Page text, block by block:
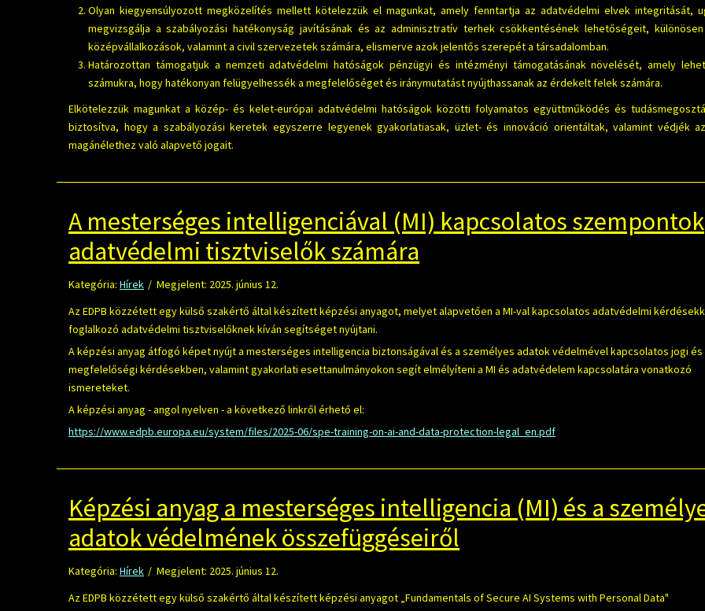
Olyan kiegyensúlyozott megközelítés mellett kötelezzük el magunkat, amely fenntartja az adatvédelmi elvek integritását,
megvizsgálja a szabályozási hatékonyság javításának és az adminisztratív terhek csökkentésének lehetőségeit,
középvállalkozások, valamint a civil szervezetek számára, elismerve azok jelentős szerepét a társadalomban.
Határozottan támogatjuk a nemzeti adatvédelmi hatóságok pénzügyi és intézményi támogatásának növelését, amely
számukra, hogy hatékonyan felügyelhessék a megfelelőséget és iránymutatást nyújthassanak az érdekelt felek számára.
Elkötelezzük magunkat a közép- és kelet-európai adatvédelmi hatóságok közötti folyamatos együttműködés és
biztosítva, hogy a szabályozási keretek egyszerre legyenek gyakorlatiasak, üzlet- és innováció orientáltak, valamint védjék
magánélethez való alapvető jogait.
A mesterséges intelligenciával (MI) kapcsolatos szempontok
adatvédelmi tisztviselők számára
Kategória: Hírek
Megjelent: 2025. június 12.
Az EDPB közzétett egy külső szakértő által készített képzési anyagot, melyet alapvetően a MI-val kapcsolatos adatvédelmi
foglalkozó adatvédelmi tisztviselőknek kíván segítséget nyújtani.
A képzési anyag átfogó képet nyújt a mesterséges intelligencia biztonságával és a személyes adatok védelmével kapcsolatos jogi és
megfelelőségi kérdésekben, valamint gyakorlati esettanulmányokon segít elmélyíteni a MI és adatvédelem kapcsolatára vonatkozó
ismereteket.
A képzési anyag - angol nyelven - a következő linkről érhető el:
https://www.edpb.europa.eu/system/files/2025-06/spe-training-on-ai-and-data-protection-legal_en.pdf
Képzési anyag a mesterséges intelligencia (MI) és a
adatok védelmének összefüggéseiről
Kategória: Hírek
Megjelent: 2025. június 12.
Az EDPB közzétett egy külső szakértő által készített képzési anyagot „Fundamentals of Secure AI Systems with Personal Data"